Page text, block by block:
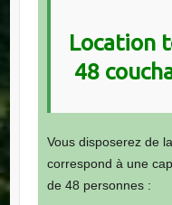
Location
48
Vous disposerez de
correspond à une
de 48 personnes :